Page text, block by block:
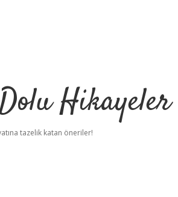
Hikayeler
tazelik katan öneriler!